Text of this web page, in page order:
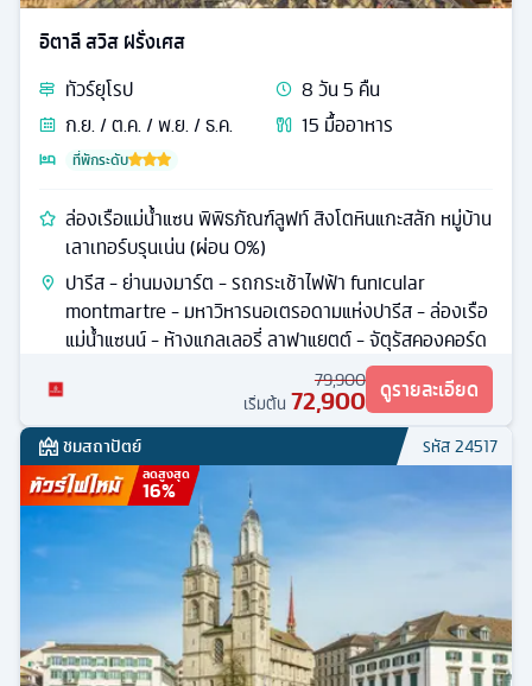
อิตาลี สวิส ฝรั่งเศส
ทัวร์ยุโรป 8วัน5 คืน
ก.ย. / ต.ค. / พ.ย. / ธ.ค.
15 มื้ออาหาร
ที่พักระดับ
ล่องเรือแม่น้ำแซน พิพิธภัณฑ์ลูฟท์ สิงโตหินแกะสลัก หมู่บ้าน
เลาเทอร์บรุนเน่น (ผ่อน 0%)
ปารีส - ย่านมงมาร์ต - รถกระเช้าไฟฟ้า funicular
montmartre - มหาวิหารนอเตรอดามแห่งปารีส - ล่องเรือ
แม่น้ำแซนน์ - ห้างแกลเลอรี่ ลาฟาแยตต์ - จัตุรัสคองคอร์ด
79,900
เริ่มต้น 72,900 ดูรายละเอียด
ชมสถาปัตย์ รหัส24517
ลดสูงสุด
16%